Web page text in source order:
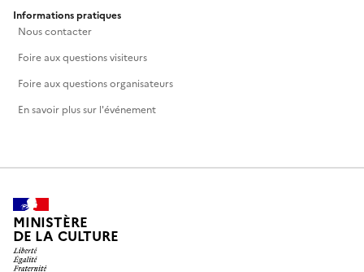
Informations pratiques
Nous contacter
Foire aux questions visiteurs
Foire aux questions organisateurs
En savoir plus sur l'événement
MINISTÈRE
DE LA CULTURE